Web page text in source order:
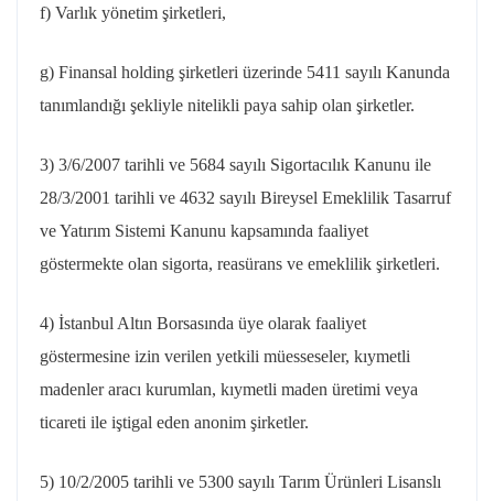
f) Varlık yönetim şirketleri,
g) Finansal holding şirketleri üzerinde 5411 sayılı Kanunda
tanımlandığı şekliyle nitelikli paya sahip olan şirketler.
3) 3/6/2007 tarihli ve 5684 sayılı Sigortacılık Kanunu ile
28/3/2001 tarihli ve 4632 sayılı Bireysel Emeklilik Tasarruf
ve Yatırım Sistemi Kanunu kapsamında faaliyet
göstermekte olan sigorta, reasürans ve emeklilik şirketleri.
4) İstanbul Altın Borsasında üye olarak faaliyet
göstermesine izin verilen yetkili müesseseler, kıymetli
madenler aracı kurumlan, kıymetli maden üretimi veya
ticareti ile iştigal eden anonim şirketler.
5) 10/2/2005 tarihli ve 5300 sayılı Tarım Ürünleri Lisanslı